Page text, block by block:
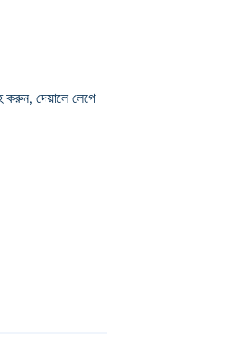
করুন, দেয়ালে লেগে